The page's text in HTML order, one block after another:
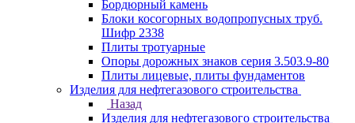
Бордюрный камень
Блоки косогорных водопропусных труб.
Шифр 2338
Плиты тротуарные
Опоры дорожных знаков серия 3.503.9-80
Плиты лицевые, плиты фундаментов
Изделия для нефтегазового строительства
Назад
Изделия для нефтегазового строительства